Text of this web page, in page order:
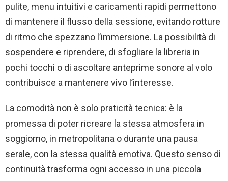
pulite, menu intuitivi e caricamenti rapidi permettono
di mantenere il flusso della sessione, evitando rotture
di ritmo che spezzano l’immersione. La possibilità di
sospendere e riprendere, di sfogliare la libreria in
pochi tocchi o di ascoltare anteprime sonore al volo
contribuisce a mantenere vivo l’interesse.
La comodità non è solo praticità tecnica: è la
promessa di poter ricreare la stessa atmosfera in
soggiorno, in metropolitana o durante una pausa
serale, con la stessa qualità emotiva. Questo senso di
continuità trasforma ogni accesso in una piccola